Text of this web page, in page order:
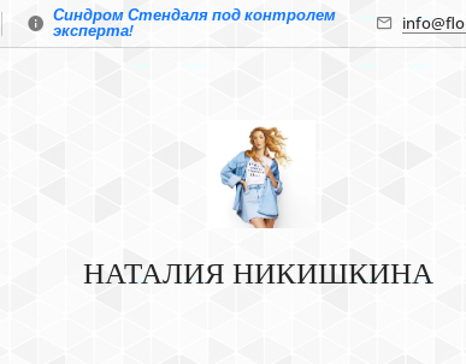
Синдром Стендаля под контролем
эксперта!
НАТАЛИЯ НИКИШКИНА